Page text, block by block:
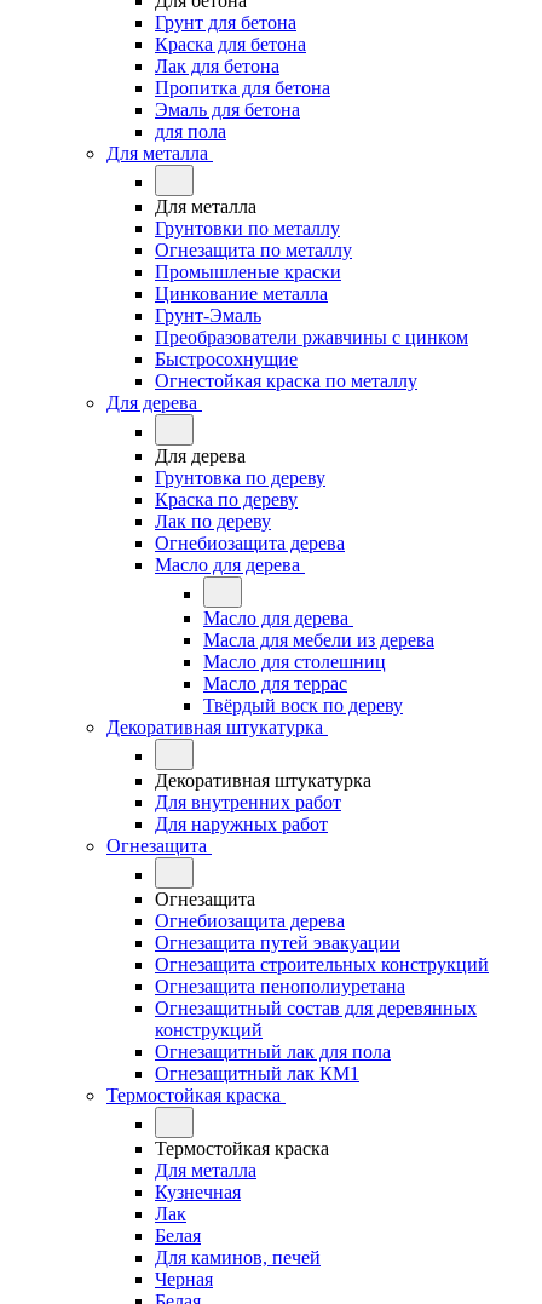
Грунт для бетона
Краска для бетона
Лак для бетона
Пропитка для бетона
Эмаль для бетона
для пола
Для металла
Для металла
Грунтовки по металлу
Огнезащита по металлу
Промышленые краски
Цинкование металла
Грунт-Эмаль
Преобразователи ржавчины с цинком
Быстросохнущие
Огнестойкая краска по металлу
Для дерева
Для дерева
Грунтовка по дереву
Краска по дереву
Лак по дереву
Огнебиозащита дерева
Масло для дерева
Масло для дерева
Масла для мебели из дерева
Масло для столешниц
Масло для террас
Твёрдый воск по дереву
Декоративная штукатурка
Декоративная штукатурка
Для внутренних работ
Для наружных работ
Огнезащита
Огнезащита
Огнебиозащита дерева
Огнезащита путей эвакуации
Огнезащита строительных конструкций
Огнезащита пенополиуретана
Огнезащитный состав для деревянных
конструкций
Огнезащитный лак для пола
Огнезащитный лак КМ1
Термостойкая краска
Термостойкая краска
Для металла
Кузнечная
Лак
Белая
Для каминов, печей
Черная